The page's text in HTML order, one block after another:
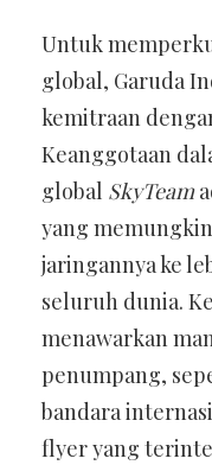
Untuk
global, Garuda
kemitraan
Keanggotaan
global SkyTeam
yang
jaringannya ke
seluruh dunia.
menawarkan
penumpang,
bandara
flyer yang